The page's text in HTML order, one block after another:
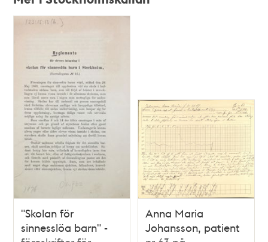
Relaterade
teman
"Skolan för
sinnesslöa barn" -
Anna Maria
Johansson, patient